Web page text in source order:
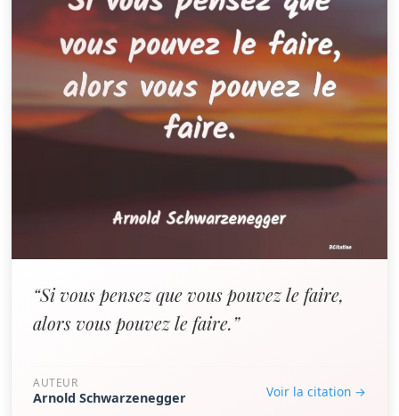
“Si vous pensez que vous pouvez le faire,
alors vous pouvez le faire.”
AUTEUR
Arnold Schwarzenegger Voir la citation →